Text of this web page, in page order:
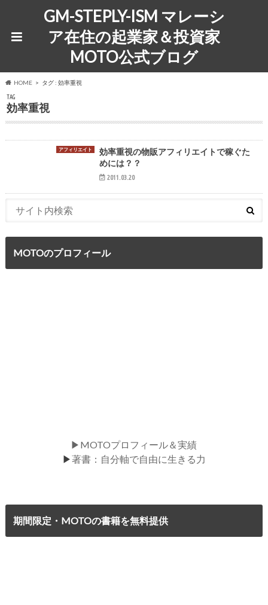
GM-STEPLY-ISM マレーシ
ア在住の起業家＆投資家
MOTO公式ブログ
HOME タグ : 効率重視
TAG
効率重視
アフィリエイト
効率重視の物販アフィリエイトで稼ぐた
めには？？
2011.03.20
MOTOのプロフィール
▶MOTOプロフィール＆実績
▶著書：自分軸で自由に生きる力
期間限定・MOTOの書籍を無料提供